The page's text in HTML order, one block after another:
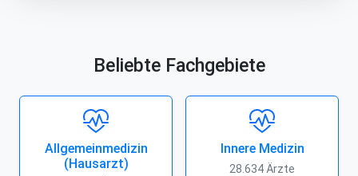
Beliebte Fachgebiete
Allgemeinmedizin
(Hausarzt)
Innere Medizin
28.634 Ärzte